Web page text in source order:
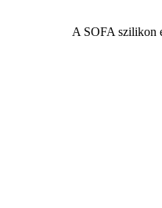
A SOFA szilikon